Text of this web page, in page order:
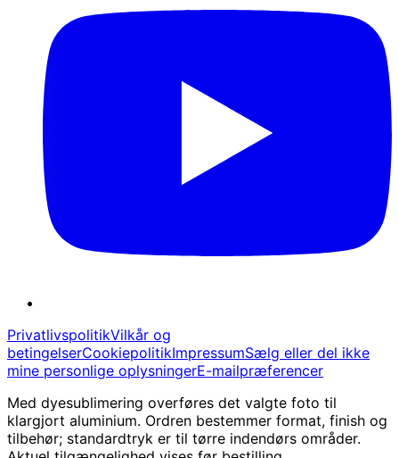
PrivatlivspolitikVilkår og
betingelserCookiepolitikImpressumSælg eller del ikke
mine personlige oplysningerE-mailpræferencer
Med dyesublimering overføres det valgte foto til
klargjort aluminium. Ordren bestemmer format, finish og
tilbehør; standardtryk er til tørre indendørs områder.